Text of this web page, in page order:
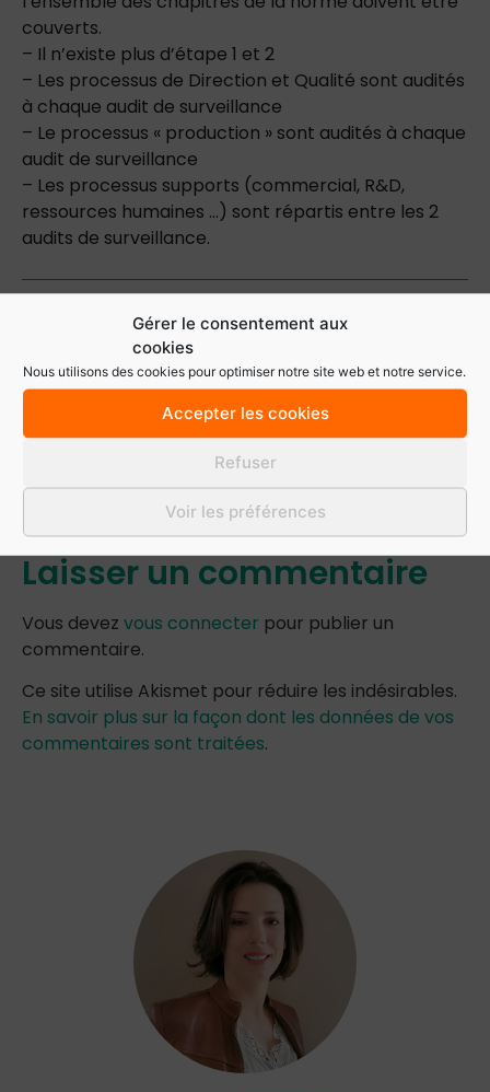
Gérer le consentement aux
cookies
Nous utilisons des cookies pour optimiser notre site web et notre service.
Accepter les cookies
Refuser
Voir les préférences
couverts.
– Il n’existe plus d’étape 1 et 2
– Les processus de Direction et Qualité sont audités
à chaque audit de surveillance
– Le processus « production » sont audités à chaque
audit de surveillance
– Les processus supports (commercial, R&D,
ressources humaines …) sont répartis entre les 2
audits de surveillance.
Retour aux actualités
Partager cet article sur :
Laisser un commentaire
Vous devez vous connecter pour publier un
commentaire.
Ce site utilise Akismet pour réduire les indésirables.
En savoir plus sur la façon dont les données de vos
commentaires sont traitées.